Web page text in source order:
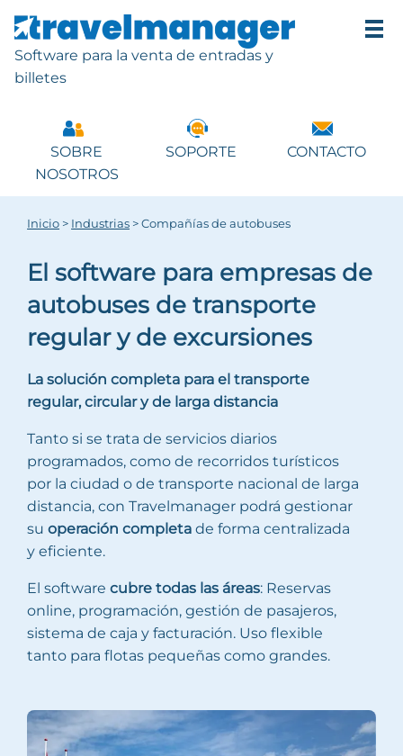
Software para la venta de entradas y
billetes
SOBRE
NOSOTROS
SOPORTE CONTACTO
Inicio > Industrias >Compañías de autobuses
El software para empresas de
autobuses de transporte
regular y de excursiones
La solución completa para el transporte
regular, circular y de larga distancia
Tanto si se trata de servicios diarios
programados, como de recorridos turísticos
por la ciudad o de transporte nacional de larga
distancia, con Travelmanager podrá gestionar
suoperación completa de forma centralizada
y eficiente.
El softwarecubre todas las áreas: Reservas
online, programación, gestión de pasajeros,
sistema de caja y facturación. Uso flexible
tanto para flotas pequeñas como grandes.